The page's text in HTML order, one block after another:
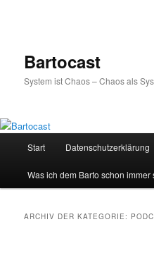
Bartocast
System ist Chaos – Chaos als
Start Datenschutzerklärung
Was ich dem Barto schon immer
ARCHIV DER KATEGORIE: